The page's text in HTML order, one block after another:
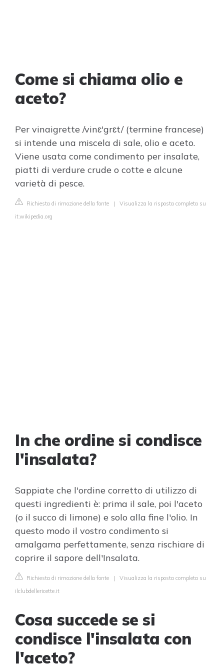
Come si chiama olio e
aceto?
Per vinaigrette /vinɛ'grɛt/ (termine francese)
si intende una miscela di sale, olio e aceto.
Viene usata come condimento per insalate,
piatti di verdure crude o cotte e alcune
varietà di pesce.
Richiesta di rimozione della fonte | Visualizza la risposta completa su
it.wikipedia.org
In che ordine si condisce
l'insalata?
Sappiate che l'ordine corretto di utilizzo di
questi ingredienti è: prima il sale, poi l'aceto
(o il succo di limone) e solo alla fine l'olio. In
questo modo il vostro condimento si
amalgama perfettamente, senza rischiare di
coprire il sapore dell'Insalata.
Richiesta di rimozione della fonte | Visualizza la risposta completa su
ilclubdellericette.it
Cosa succede se si
condisce l'insalata con
l'aceto?